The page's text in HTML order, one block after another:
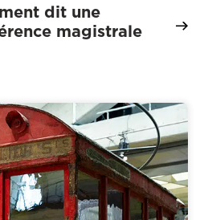
dit une
magistrale